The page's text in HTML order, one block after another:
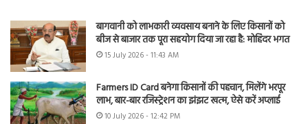
बागवानी को लाभकारी व्यवसाय बनाने के लिए किसानों को
बीज से बाजार तक पूरा सहयोग दिया जा रहा है: मोहिंदर भगत
15 July 2026 - 11:43 AM
Farmers ID Card बनेगा किसानों की पहचान, मिलेंगे भरपूर
लाभ, बार-बार रजिस्ट्रेशन का झंझट खत्म, ऐसे करें अप्लाई
10 July 2026 - 12:42 PM